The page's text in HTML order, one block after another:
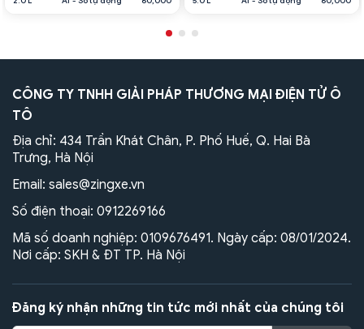
CÔNG TY TNHH GIẢI PHÁP THƯƠNG MẠI ĐIỆN TỬ Ô
TÔ
Địa chỉ: 434 Trần Khát Chân, P. Phố Huế, Q. Hai Bà
Trưng, Hà Nội
Email: sales@zingxe.vn
Số điện thoại: 0912269166
Mã số doanh nghiệp: 0109676491. Ngày cấp: 08/01/2024.
Nơi cấp: SKH & ĐT TP. Hà Nội
Đăng ký nhận những tin tức mới nhất của chúng tôi